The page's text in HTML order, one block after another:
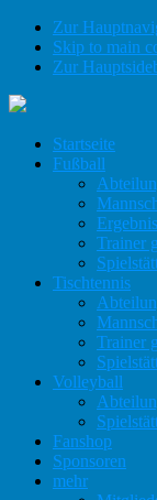
Zur
Skip to main
Zur
Startseite
Fußball
Trainer
Tischtennis
Trainer
Volleyball
Fanshop
Sponsoren
mehr